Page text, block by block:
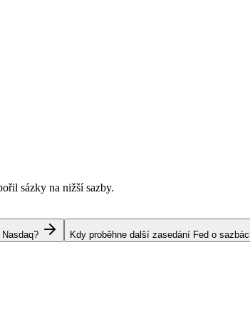
sázky na nižší sazby.
Kdy proběhne další zasedání Fed o